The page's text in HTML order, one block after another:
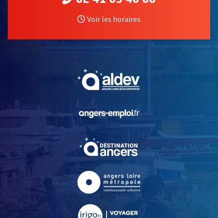
Voir les horaires
, Ouvre une nouvelle
, Ouvre une nouvelle